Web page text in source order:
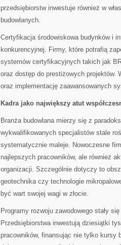
przedsiębiorstw inwestuje również w
budowlanych.
Certyfikacja środowiskowa budynków i
konkurencyjnej. Firmy, które potrafią
systemów certyfikacyjnych takich jak
oraz dostęp do prestiżowych projektów.
oraz implementację zaawansowanych
Kadra jako największy atut
Branża budowlana mierzy się z
wykwalifikowanych specjalistów stale
systematycznie maleje. Nowoczesne
najlepszych pracowników, ale również
organizacji. Szczególnie dotyczy to
geotechnika czy technologie
być wart swojej wagi w złocie.
Programy rozwoju zawodowego stały
Przedsiębiorstwa inwestują dziesiątki
pracowników, finansując nie tylko kursy